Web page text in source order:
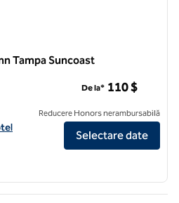
Tampa Suncoast
Garden Inn Tampa Suncoast
De la* 110 $
Reducere Honors nerambursabilă
Selectare date